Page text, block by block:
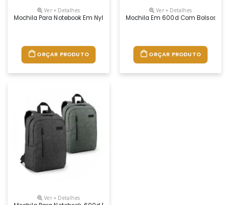
Ver + Detalhes
Mochila Para Notebook Em Nylon 2tone Impermeável Com Dois
ORÇAR PRODUTO
Ver + Detalhes
Mochila Em 600d Com Bolsos
ORÇAR PRODUTO
Ver + Detalhes